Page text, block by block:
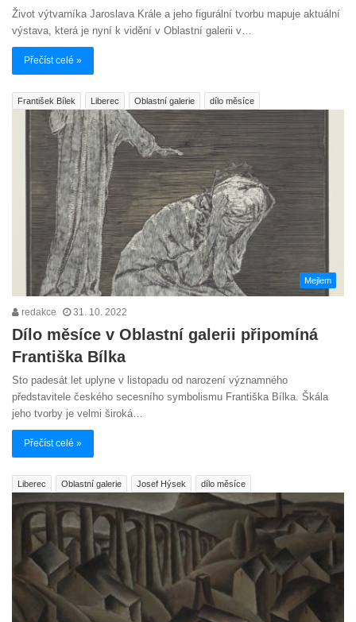
Život výtvarníka Jaroslava Krále a jeho figurální tvorbu mapuje aktuální
výstava, která je nyní k vidění v Oblastní galerii v…
Přečíst celé »
František Bílek Liberec Oblastní galerie dílo měsíce
Mejlem
redakce 31. 10. 2022
Dílo měsíce v Oblastní galerii připomíná
Františka Bílka
Sto padesát let uplyne v listopadu od narození významného
představitele českého secesního symbolismu Františka Bílka. Škála
jeho tvorby je velmi široká…
Přečíst celé »
Liberec Oblastní galerie Josef Hýsek dílo měsíce